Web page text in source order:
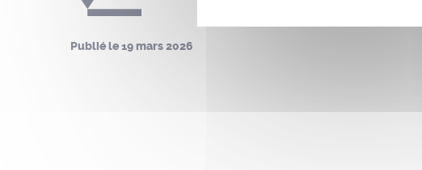
Publié le19 mars 2026